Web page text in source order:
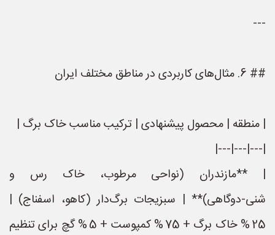
---
## 6. مثال‌های کاربردی در مناطق مختلف ایران
| منطقه | محصول پیشنهادی | ترکیب مناسب خاک برگ |
|---|---|---|
| **مازندران (نواحی مرطوب، خاک رس و
شنی‑دوگاهی)** | سبزیجات برگ‌دار (کاهو، اسفناج) |
25 % خاک برگ + 75 % کمپوست + 5 % گچ برای تنظیم